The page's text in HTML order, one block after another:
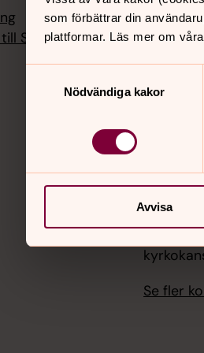
som förbättrar din
plattformar. Läs mer om
Nödvändiga kakor
Avvisa
Svenska
Se fler